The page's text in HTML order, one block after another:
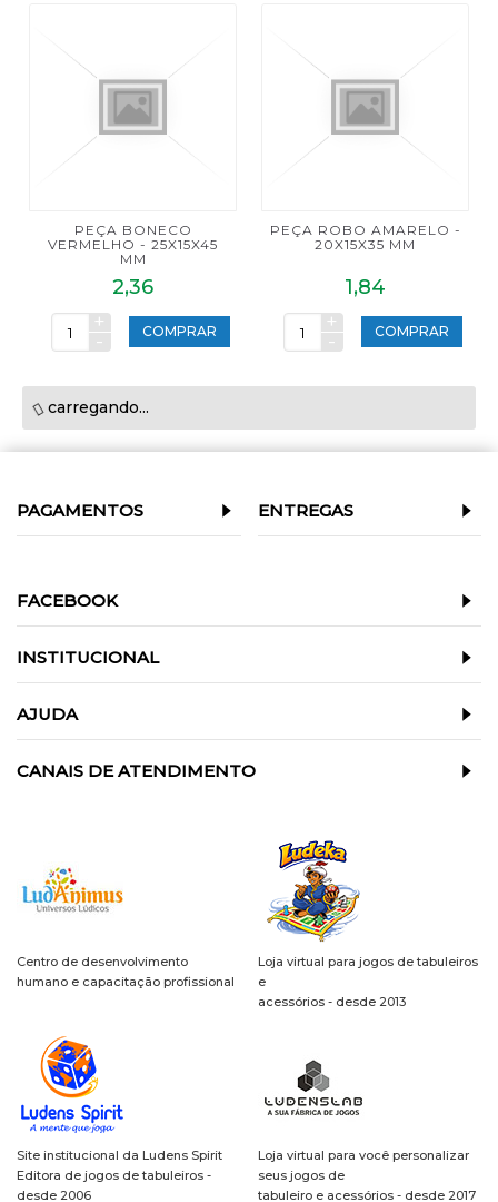
PEÇA BONECO
VERMELHO - 25X15X45
MM
2,36
+
-
COMPRAR
PEÇA ROBO AMARELO -
20X15X35 MM
1,84
+
-
COMPRAR
carregando...
PAGAMENTOS ENTREGAS
FACEBOOK
INSTITUCIONAL
AJUDA
CANAIS DE ATENDIMENTO
Centro de desenvolvimento
humano e capacitação profissional
Loja virtual para jogos de tabuleiros
e
acessórios - desde 2013
Site institucional da Ludens Spirit
Editora de jogos de tabuleiros -
desde 2006
Loja virtual para você personalizar
seus jogos de
tabuleiro e acessórios - desde 2017